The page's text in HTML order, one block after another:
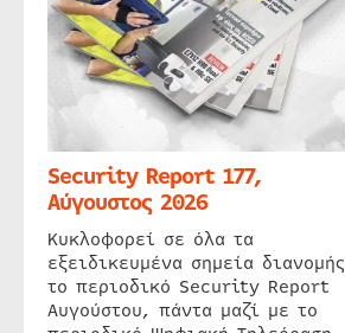
Security Report 177,
Αύγουστος 2026
Κυκλοφορεί σε όλα τα
εξειδικευμένα σημεία διανομής
το περιοδικό Security Report
Αυγούστου, πάντα μαζί με το